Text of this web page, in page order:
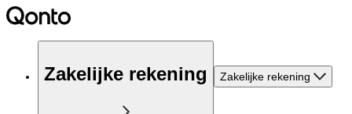
Zakelijke rekening Zakelijke rekening